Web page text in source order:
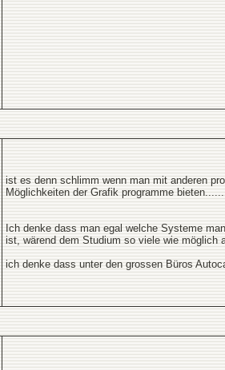
ist es denn schlimm wenn man mit anderen
Möglichkeiten der Grafik programme
Ich denke dass man egal welche Systeme
ist, wärend dem Studium so viele wie möglich
ich denke dass unter den grossen Büros